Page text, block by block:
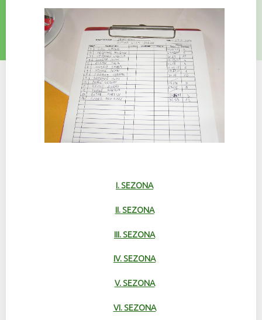
I. SEZONA
II. SEZONA
III. SEZONA
IV. SEZONA
V. SEZONA
VI. SEZONA